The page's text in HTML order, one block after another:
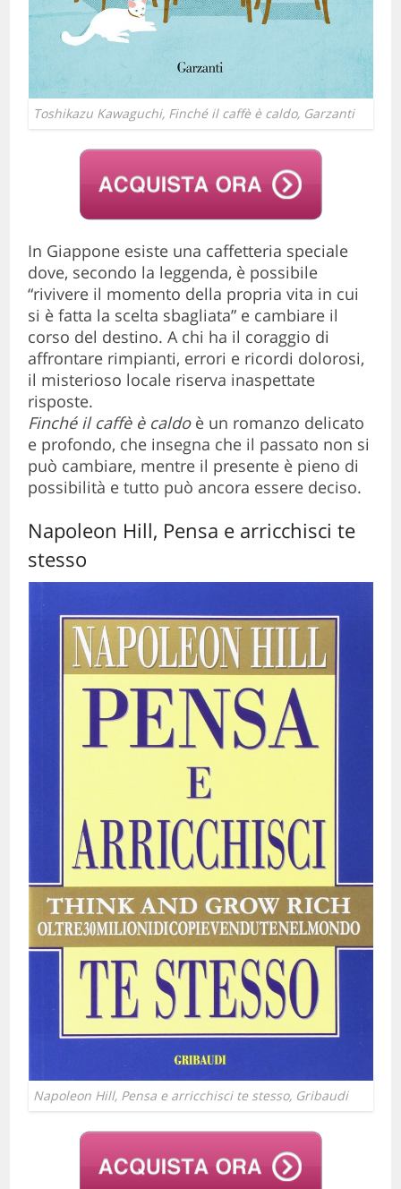
Toshikazu Kawaguchi, Finché il caffè è caldo, Garzanti
In Giappone esiste una caffetteria speciale
dove, secondo la leggenda, è possibile
“rivivere il momento della propria vita in cui
si è fatta la scelta sbagliata” e cambiare il
corso del destino. A chi ha il coraggio di
affrontare rimpianti, errori e ricordi dolorosi,
il misterioso locale riserva inaspettate
risposte.
Finché il caffè è caldoè un romanzo delicato
e profondo, che insegna che il passato non si
può cambiare, mentre il presente è pieno di
possibilità e tutto può ancora essere deciso.
Napoleon Hill, Pensa e arricchisci te
stesso
Napoleon Hill, Pensa e arricchisci te stesso, Gribaudi